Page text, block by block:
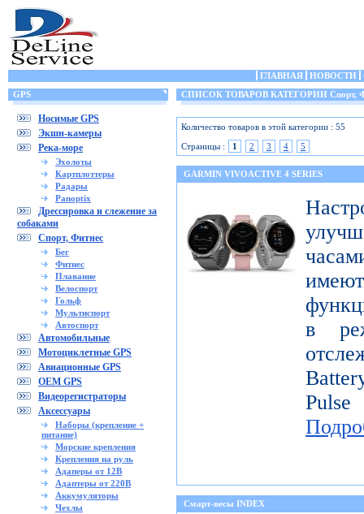
ГЛАВНАЯ НОВОСТИ
GPS
Носимые GPS
Экшн-камеры
Река-море
Эхолоты
Картплоттеры
Радары
Panoptix
Дрессировка и слежение за
собаками
Спорт, Фитнес
Бег
Фитнес
Плавание
Велоспорт
Гольф
Мультиспорт
Автоспорт
Автомобильные
Мотоциклетные GPS
Авиационные GPS
OEM GPS
Видеорегистраторы
Аксессуары
Наборы (крепление +
питание)
Морские крепления
Крепления на руль
Адаперы от 12В
Адаптеры от 220В
Аккумуляторы
Чехлы
СПИСОК ТОВАРОВ КАТЕГОРИИ Спорт,
Количество товаров в этой категории : 55
Страницы :
1 2 3 4 5
GARMIN VIVOACTIVE 4 SERIES
в
Смарт-весы INDEX